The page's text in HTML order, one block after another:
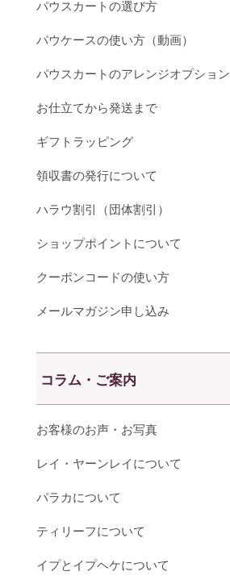
パウスカートの選び方
パウケースの使い方（動画）
パウスカートのアレンジオプション
お仕立てから発送まで
ギフトラッピング
領収書の発行について
ハラウ割引（団体割引）
ショップポイントについて
クーポンコードの使い方
メールマガジン申し込み
コラム・ご案内
お客様のお声・お写真
レイ・ヤーンレイについて
パラカについて
ティリーフについて
イプとイプヘケについて